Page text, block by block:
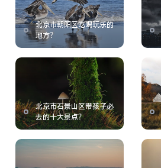
北京市朝阳区吃喝玩乐的
地方？
北京市石景山区带孩子必
去的十大景点？